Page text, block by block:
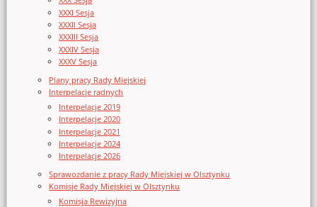
XXXI Sesja
XXXII Sesja
XXXIII Sesja
XXXIV Sesja
XXXV Sesja
Plany pracy Rady Miejskiej
Interpelacje radnych
Interpelacje 2019
Interpelacje 2020
Interpelacje 2021
Interpelacje 2024
Interpelacje 2026
Sprawozdanie z pracy Rady Miejskiej w Olsztynku
Komisje Rady Miejskiej w Olsztynku
Komisja Rewizyjna